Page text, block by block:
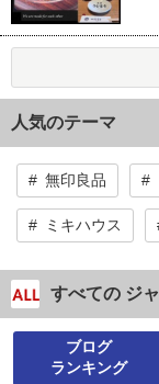
人気のテーマ
無印良品
ミキハウス
すべての ジ
ブログ
ランキング